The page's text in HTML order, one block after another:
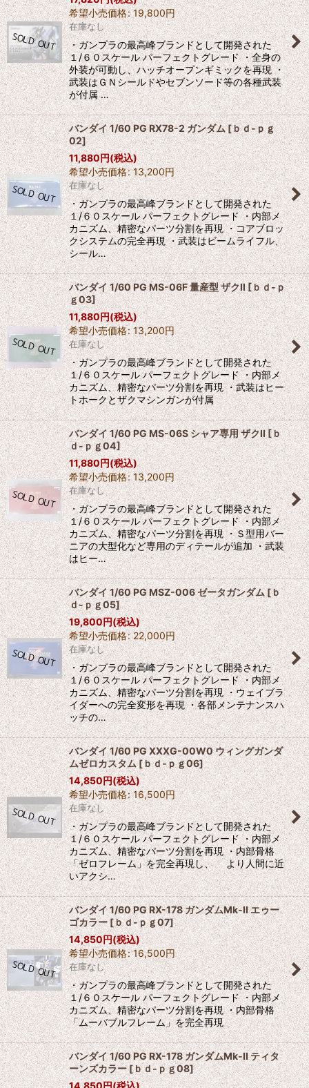
希望小売価格: 19,800円
在庫なし
・ガンプラの最高峰ブランドとして開発された
１/６０スケール パーフェクトグレード ・全身の
外装が可動し、ハッチオープンギミックを再現 ・
武装はＧＮシールドやセブンソード等の各種武装
が付属 …
バンダイ 1/60 PG RX78-2 ガンダム[ｂｄ-ｐｇ
02]
11,880円(税込)
希望小売価格: 13,200円
在庫なし
・ガンプラの最高峰ブランドとして開発された
１/６０スケール パーフェクトグレード ・内部メ
カニズム、精密なパーツ分割を再現 ・コアブロッ
クシステムの完全再現 ・武装はビームライフル、
シール…
バンダイ 1/60 PG MS-06F 量産型 ザクII [ｂｄ-ｐ
ｇ03]
11,880円(税込)
希望小売価格: 13,200円
在庫なし
・ガンプラの最高峰ブランドとして開発された
１/６０スケール パーフェクトグレード ・内部メ
カニズム、精密なパーツ分割を再現 ・武装はヒー
トホークとザクマシンガンが付属
バンダイ 1/60 PG MS-06S シャア専用 ザクII[ｂ
ｄ-ｐｇ04]
11,880円(税込)
希望小売価格: 13,200円
在庫なし
・ガンプラの最高峰ブランドとして開発された
１/６０スケール パーフェクトグレード ・内部メ
カニズム、精密なパーツ分割を再現 ・Ｓ型用バー
ニアの大型化など専用のディテールが追加 ・武装
はヒー…
バンダイ 1/60 PG MSZ-006 ゼータガンダム[ｂ
ｄ-ｐｇ05]
19,800円(税込)
希望小売価格: 22,000円
在庫なし
・ガンプラの最高峰ブランドとして開発された
１/６０スケール パーフェクトグレード ・内部メ
カニズム、精密なパーツ分割を再現 ・ウェイブラ
イダーへの完全変形を再現 ・各部メンテナンスハ
ッチの…
バンダイ 1/60 PG XXXG-00W0 ウィングガンダ
ムゼロカスタム [ｂｄ-ｐｇ06]
14,850円(税込)
希望小売価格: 16,500円
在庫なし
・ガンプラの最高峰ブランドとして開発された
１/６０スケール パーフェクトグレード ・内部メ
カニズム、精密なパーツ分割を再現 ・内部骨格
「ゼロフレーム」を完全再現し、 より人間に近
いアクシ…
バンダイ 1/60 PG RX-178 ガンダムMk-II エゥー
ゴカラー[ｂｄ-ｐｇ07]
14,850円(税込)
希望小売価格: 16,500円
在庫なし
・ガンプラの最高峰ブランドとして開発された
１/６０スケール パーフェクトグレード ・内部メ
カニズム、精密なパーツ分割を再現 ・内部骨格
「ムーバブルフレーム」を完全再現
バンダイ 1/60 PG RX-178 ガンダムMk-II ティタ
ーンズカラー [ｂｄ-ｐｇ08]
14,850円(税込)